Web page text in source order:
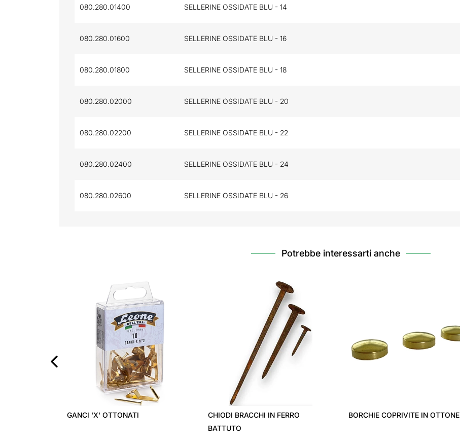
080.280.01400 SELLERINE OSSIDATE BLU - 14
080.280.01600 SELLERINE OSSIDATE BLU - 16
080.280.01800 SELLERINE OSSIDATE BLU - 18
080.280.02000 SELLERINE OSSIDATE BLU - 20
080.280.02200 SELLERINE OSSIDATE BLU - 22
080.280.02400 SELLERINE OSSIDATE BLU - 24
080.280.02600 SELLERINE OSSIDATE BLU - 26
Potrebbe interessarti anche
GANCI 'X' OTTONATI
CHIODI BRACCHI IN FERRO
BATTUTO
BORCHIE COPRIVITE IN OTTONE